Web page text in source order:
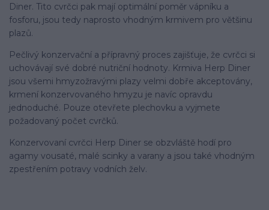
Diner. Tito cvrčci pak mají optimální poměr vápníku a
fosforu, jsou tedy naprosto vhodným krmivem pro většinu
plazů.
Pečlivý konzervační a přípravný proces zajišťuje, že cvrčci si
uchovávají své dobré nutriční hodnoty. Krmiva Herp Diner
jsou všemi hmyzožravými plazy velmi dobře akceptovány,
krmení konzervovaného hmyzu je navíc opravdu
jednoduché. Pouze otevřete plechovku a vyjmete
požadovaný počet cvrčků.
Konzervovaní cvrčci Herp Diner se obzvláště hodí pro
agamy vousaté, malé scinky a varany a jsou také vhodným
zpestřením potravy vodních želv.